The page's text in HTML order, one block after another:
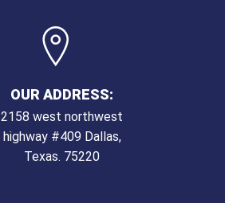
OUR ADDRESS:
2158 west northwest
highway #409 Dallas,
Texas. 75220